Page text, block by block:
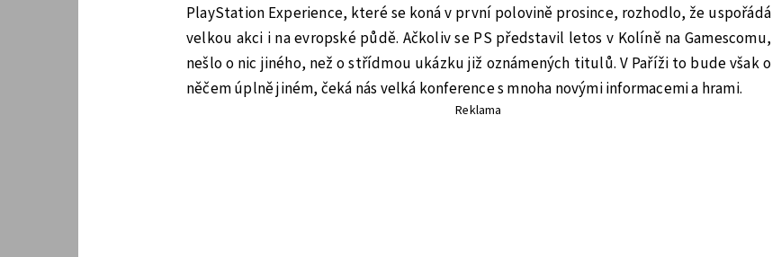
PlayStation Experience, které se konáv první polovině prosince, rozhodlo, že uspořádá
velkou akci i na evropské půdě. Ačkoliv se PS představil letos v Kolíně na Gamescomu,
nešlo o nic jiného, než o střídmou ukázku již oznámených titulů. V Paříži to bude však o
něčem úplně jiném, čeká nás velká konference s mnoha novými informacemi a hrami.
Reklama